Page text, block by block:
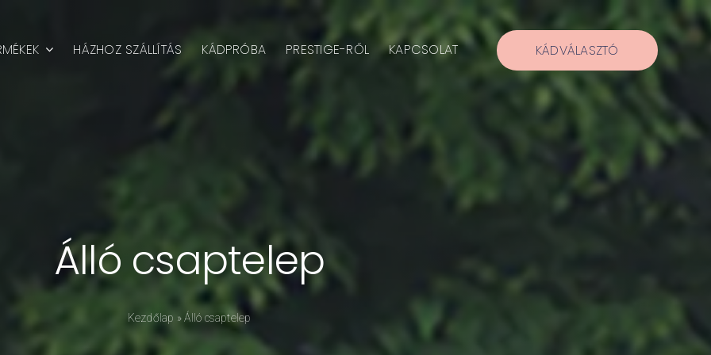
HÁZHOZ SZÁLLÍTÁS KÁDPRÓBA PRESTIGE-RŐL KAPCSOLAT KÁDVÁLASZTÓ
Álló csaptelep
Kezdőlap »Álló csaptelep